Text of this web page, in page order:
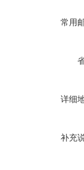
常用
详细
补充